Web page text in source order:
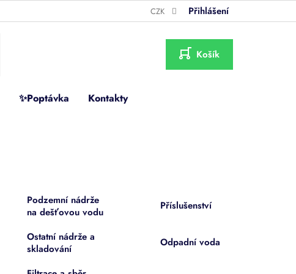
CZK Přihlášení
NÁKUPNÍ
KOŠÍK
✨Poptávka Kontakty
Podzemní nádrže
na dešťovou vodu
Příslušenství
Ostatní nádrže a
skladování
Odpadní voda